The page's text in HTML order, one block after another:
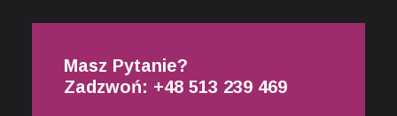
Masz Pytanie?
Zadzwoń: +48 513 239 469